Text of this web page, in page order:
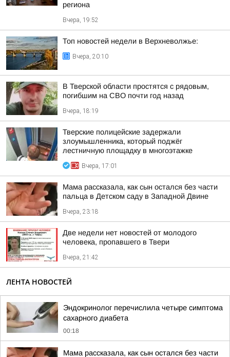
региона
Вчера, 19:52
Топ новостей недели в Верхневолжье:
Вчера, 20:10
В Тверской области простятся с рядовым,
погибшим на СВО почти год назад
Вчера, 18:19
Тверские полицейские задержали
злоумышленника, который поджёг
лестничную площадку в многоэтажке
Вчера, 17:01
Мама рассказала, как сын остался без части
пальца в Детском саду в Западной Двине
Вчера, 23:18
Две недели нет новостей от молодого
человека, пропавшего в Твери
Вчера, 21:42
ЛЕНТА НОВОСТЕЙ
Эндокринолог перечислила четыре симптома
сахарного диабета
00:18
Мама рассказала, как сын остался без части